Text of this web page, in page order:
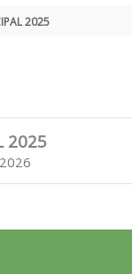
2025
2025